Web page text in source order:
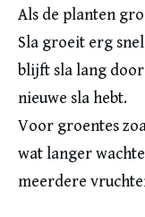
Als de planten
Sla groeit erg
blijft sla lang
nieuwe sla hebt.
Voor groentes
wat langer
meerdere